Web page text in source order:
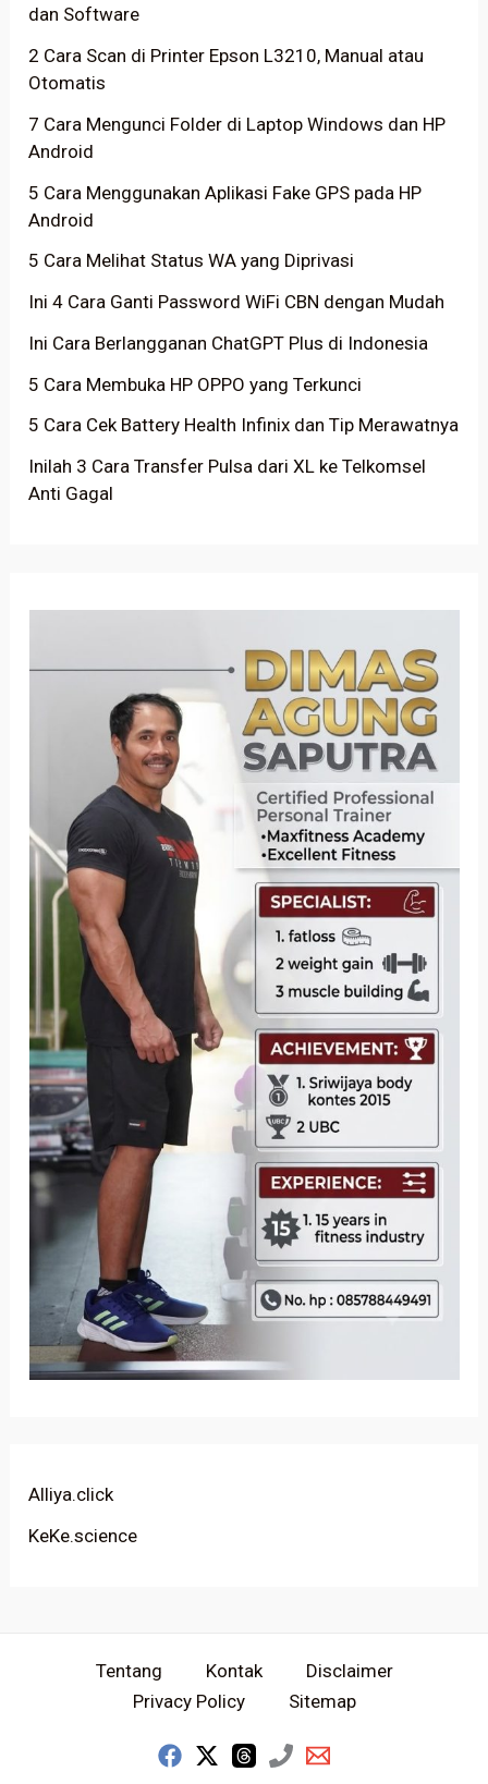
dan Software
2 Cara Scan di Printer Epson L3210, Manual atau
Otomatis
7 Cara Mengunci Folder di Laptop Windows dan HP
Android
5 Cara Menggunakan Aplikasi Fake GPS pada HP
Android
5 Cara Melihat Status WA yang Diprivasi
Ini 4 Cara Ganti Password WiFi CBN dengan Mudah
Ini Cara Berlangganan ChatGPT Plus di Indonesia
5 Cara Membuka HP OPPO yang Terkunci
5 Cara Cek Battery Health Infinix dan Tip Merawatnya
Inilah 3 Cara Transfer Pulsa dari XL ke Telkomsel
Anti Gagal
Alliya.click
KeKe.science
Tentang Kontak
Disclaimer
Privacy Policy
Sitemap